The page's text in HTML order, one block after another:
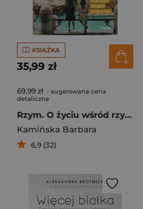
KSIĄŻKA
35,99 zł
69,99 zł - sugerowana cena
detaliczna
Rzym. O życiu wśród rzymian, szepczących posągach i kojącej Ostii
Kamińska Barbara
6,9 (32)